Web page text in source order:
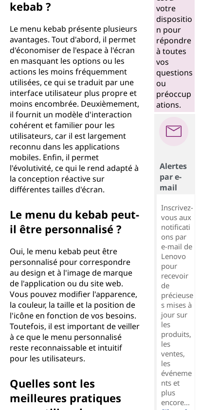
kebab ?
Le menu kebab présente plusieurs
avantages. Tout d'abord, il permet
d'économiser de l'espace à l'écran
en masquant les options ou les
actions les moins fréquemment
utilisées, ce qui se traduit par une
interface utilisateur plus propre et
moins encombrée. Deuxièmement,
il fournit un modèle d'interaction
cohérent et familier pour les
utilisateurs, car il est largement
reconnu dans les applications
mobiles. Enfin, il permet
l'évolutivité, ce qui le rend adapté à
la conception réactive sur
différentes tailles d'écran.
Le menu du kebab peut-
il être personnalisé ?
Oui, le menu kebab peut être
personnalisé pour correspondre
au design et à l'image de marque
de l'application ou du site web.
Vous pouvez modifier l'apparence,
la couleur, la taille et la position de
l'icône en fonction de vos besoins.
Toutefois, il est important de veiller
à ce que le menu personnalisé
reste reconnaissable et intuitif
pour les utilisateurs.
Quelles sont les
meilleures pratiques
votre
dispositio
n pour
répondre
à toutes
vos
questions
ou
préoccup
ations.
Alertes
par e-
mail
Inscrivez-
vous aux
notificati
ons par
e-mail de
Lenovo
pour
recevoir
de
précieuse
s mises à
jour sur
les
produits,
les
ventes,
les
événeme
nts et
plus
encore...